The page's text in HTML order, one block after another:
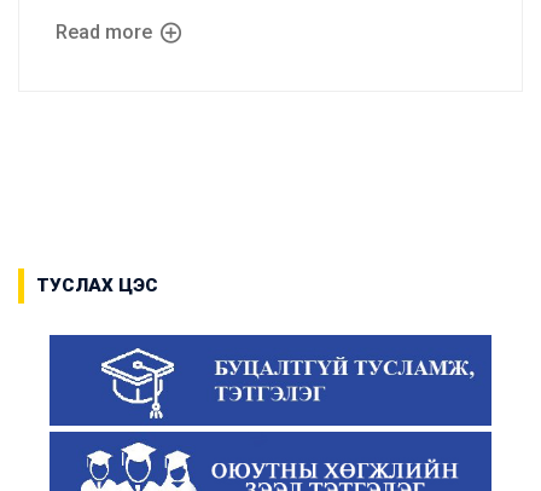
Read more
ТУСЛАХ ЦЭС